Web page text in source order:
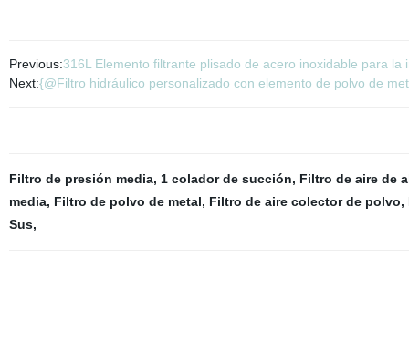
Previous:316L Elemento filtrante plisado de acero inoxidable para la
Next:{@Filtro hidráulico personalizado con elemento de polvo de
Filtro de presión media, 1 colador de succión, Filtro de aire de
media, Filtro de polvo de metal, Filtro de aire colector de polvo,
Sus,